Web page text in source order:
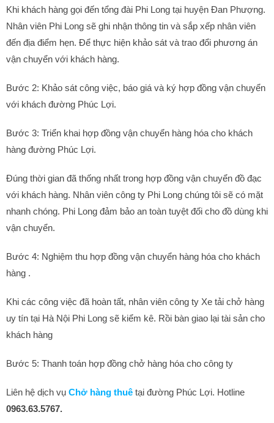
Khi khách hàng gọi đến tổng đài Phi Long tại huyện Đan Phượng.
Nhân viên Phi Long sẽ ghi nhận thông tin và sắp xếp nhân viên
đến địa điểm hẹn. Để thực hiện khảo sát và trao đổi phương án
vận chuyển với khách hàng.
Bước 2: Khảo sát công việc, báo giá và ký hợp đồng vận chuyển
với khách đường Phúc Lợi.
Bước 3: Triển khai hợp đồng vận chuyển hàng hóa cho khách
hàng đường Phúc Lợi.
Đúng thời gian đã thống nhất trong hợp đồng vận chuyển đồ đạc
với khách hàng. Nhân viên công ty Phi Long chúng tôi sẽ có mặt
nhanh chóng. Phi Long đảm bảo an toàn tuyệt đối cho đồ dùng khi
vận chuyển.
Bước 4: Nghiệm thu hợp đồng vận chuyển hàng hóa cho khách
hàng .
Khi các công việc đã hoàn tất, nhân viên công ty Xe tải chở hàng
uy tín tại Hà Nội Phi Long sẽ kiểm kê. Rồi bàn giao lại tài sản cho
khách hàng
Bước 5: Thanh toán hợp đồng chở hàng hóa cho công ty
Liên hệ dịch vụ Chở hàng thuê tại đường Phúc Lợi. Hotline
0963.63.5767.